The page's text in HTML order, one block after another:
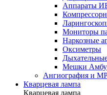
Аппараты
Мониторы
Наркозные
Оксиметры
Мешки Амбу
Ангиография и
Кварцевая лампа
Кварцевая лампа